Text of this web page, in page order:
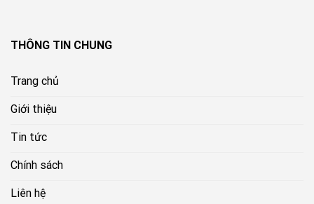
THÔNG TIN CHUNG
Trang chủ
Giới thiệu
Tin tức
Chính sách
Liên hệ